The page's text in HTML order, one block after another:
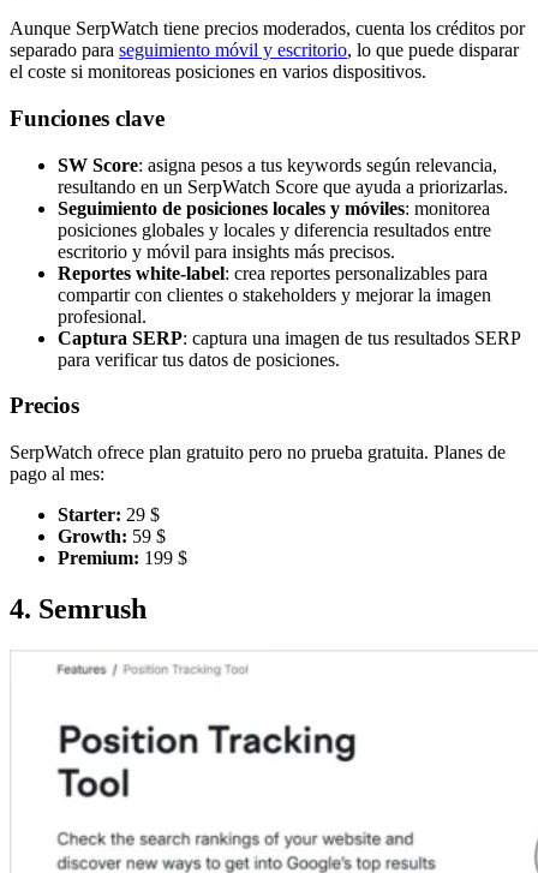
Aunque SerpWatch tiene precios moderados, cuenta los créditos por
separado para seguimiento móvil y escritorio, lo que puede disparar
el coste si monitoreas posiciones en varios dispositivos.
Funciones clave
SW Score: asigna pesos a tus keywords según relevancia,
resultando en un SerpWatch Score que ayuda a priorizarlas.
Seguimiento de posiciones locales y móviles: monitorea
posiciones globales y locales y diferencia resultados entre
escritorio y móvil para insights más precisos.
Reportes white-label: crea reportes personalizables para
compartir con clientes o stakeholders y mejorar la imagen
profesional.
Captura SERP: captura una imagen de tus resultados SERP
para verificar tus datos de posiciones.
Precios
SerpWatch ofrece plan gratuito pero no prueba gratuita. Planes de
pago al mes:
Starter: 29 $
Growth: 59 $
Premium: 199 $
4. Semrush